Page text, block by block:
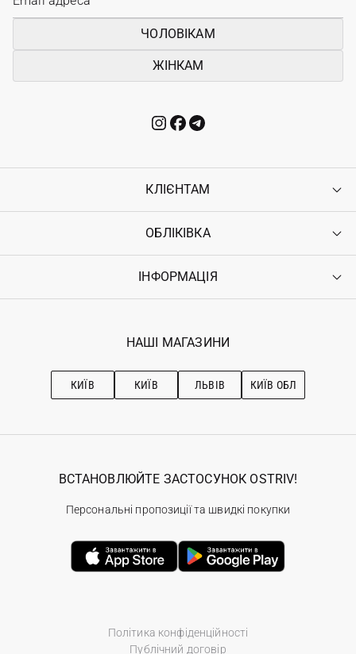
ЧОЛОВІКАМ
ЖІНКАМ
КЛІЄНТАМ
Контакти
Повернення
Гарантія
ОБЛІКІВКА
Увійти
Ostriv Club+
ІНФОРМАЦІЯ
Наші магазини
Рекомендації з догляду
НАШІ МАГАЗИНИ
КИЇВ КИЇВ ЛЬВІВ КИЇВ ОБЛ
Політика конфіденційності
Публічний договір
ВСТАНОВЛЮЙТЕ ЗАСТОСУНОК OSTRIV!
Персональні пропозиції та швидкі покупки